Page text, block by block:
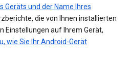
Geräts und der Name Ihres
die von Ihnen installierten
Einstellungen auf Ihrem Gerät,
wie Sie Ihr Android-Gerät